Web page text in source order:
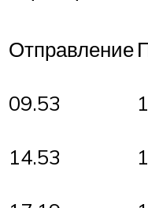
Отправление
09.53
14.53